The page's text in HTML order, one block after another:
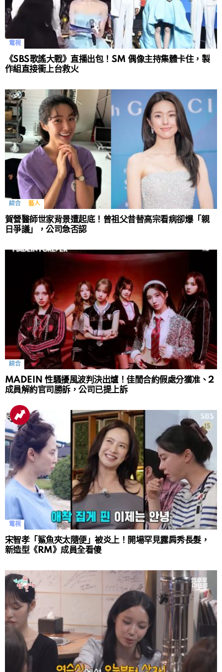
電視
《SBS歌謠大戰》直播出包！SM 偶像主持集體卡住，製
作組直接衝上台救火
綜合 藝人
賀營醫師世家背景遭起底！曾祖父昔替高宗看病卻爆「親
日爭議」，公司急否認
綜合
MADEIN 性騷擾風波判決出爐！佳誾合約假處分獲准、2
成員解約官司勝訴，公司已提上訴
電視
宋智孝「鯊魚夾太隨便」被炎上！開場罕見露肩秀長髮，
新造型《RM》成員全看傻